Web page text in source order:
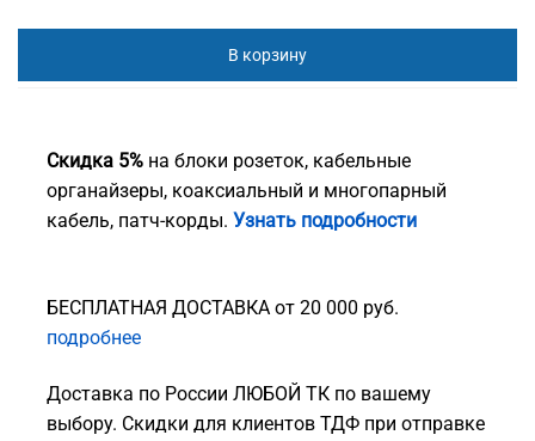
В корзину
Скидка 5% на блоки розеток, кабельные
органайзеры, коаксиальный и многопарный
кабель, патч-корды. Узнать подробности
БЕСПЛАТНАЯ ДОСТАВКА от 20 000 руб.
подробнее
Доставка по России ЛЮБОЙ ТК по вашему
выбору. Скидки для клиентов ТДФ при отправке